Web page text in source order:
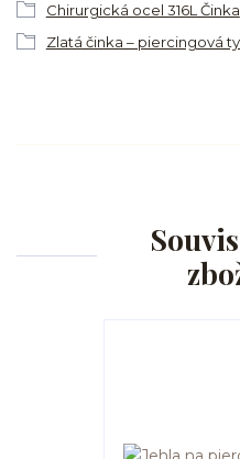
Chirurgická ocel 316L Činka
Zlatá činka – piercingová